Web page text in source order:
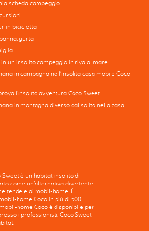
scheda campeggio
in bicicletta
yurta
un insolito campeggio in riva al mare
in campagna nell'insolita casa mobile Coco
l'insolita avventura Coco Sweet
in montagna diverso dal solito nella casa
Sweet è un habitat insolito di
come un'alternativa divertente
tende e ai mobil-home. È
home Coco in più di 500
home Coco è disponibile per
i professionisti. Coco Sweet